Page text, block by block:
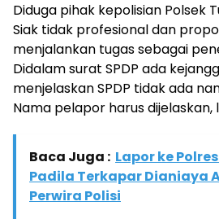
Diduga pihak kepolisian Polsek
Siak tidak profesional dan
menjalankan tugas sebagai
Didalam surat SPDP ada
menjelaskan SPDP tidak ada
Nama pelapor harus dijelaskan,
Baca Juga : Lapor ke
Padila Terkapar Dianiaya
Perwira Polisi